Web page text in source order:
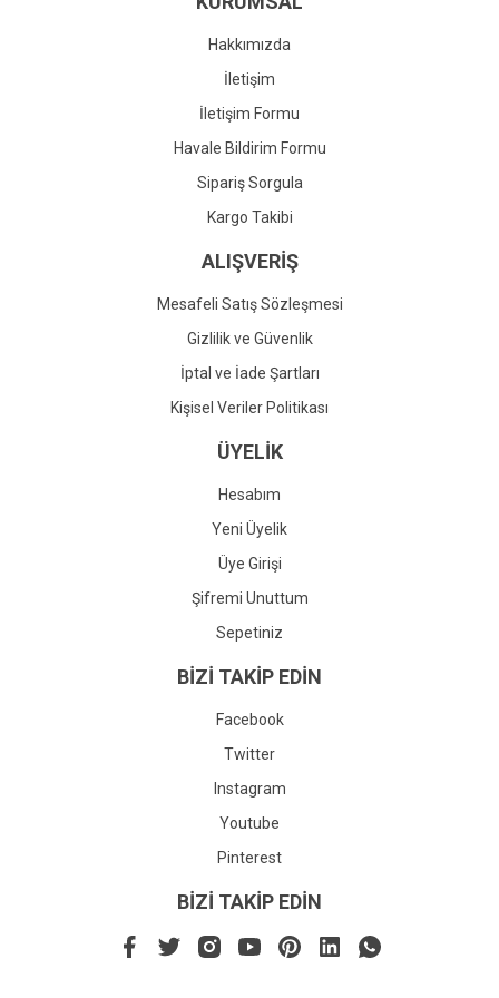
Gönder
Hakkımızda
İletişim
İletişim Formu
Havale Bildirim Formu
Sipariş Sorgula
Kargo Takibi
ALIŞVERİŞ
Mesafeli Satış Sözleşmesi
Gizlilik ve Güvenlik
İptal ve İade Şartları
Kişisel Veriler Politikası
ÜYELİK
Hesabım
Yeni Üyelik
Üye Girişi
Şifremi Unuttum
Sepetiniz
BİZİ TAKİP EDİN
Facebook
Twitter
Instagram
Youtube
Pinterest
BİZİ TAKİP EDİN